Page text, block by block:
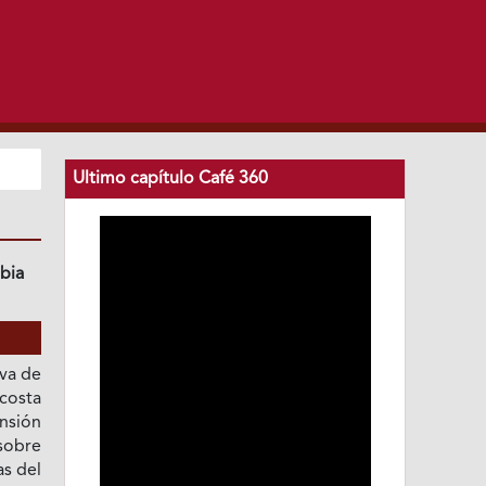
de
del
Ultimo capítulo Café 360